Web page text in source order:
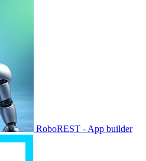
RoboREST - App builder